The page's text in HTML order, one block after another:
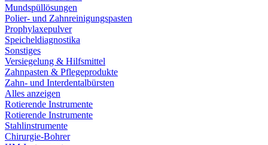
Mundspüllösungen
Polier- und Zahnreinigungspasten
Prophylaxepulver
Speicheldiagnostika
Sonstiges
Versiegelung & Hilfsmittel
Zahnpasten & Pflegeprodukte
Zahn- und Interdentalbürsten
Alles anzeigen
Rotierende Instrumente
Rotierende Instrumente
Stahlinstrumente
Chirurgie-Bohrer